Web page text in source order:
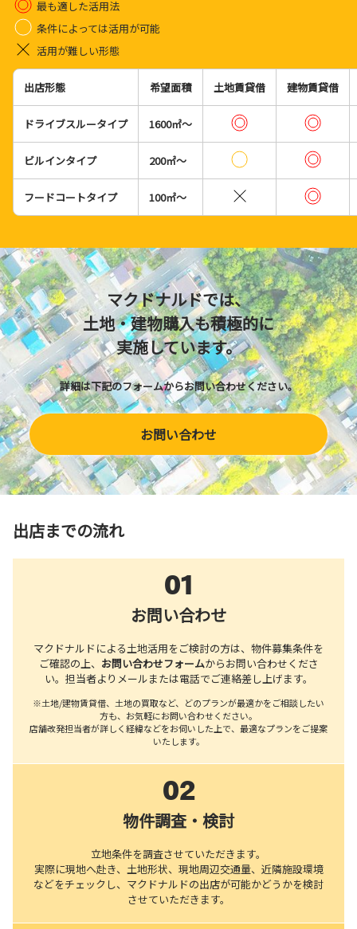
最も適した活用法
条件によっては活用が可能
活用が難しい形態
出店形態 希望面積 土地賃貸借 建物賃貸借
ドライブスルータイプ 1600㎡〜
ビルインタイプ 200㎡〜
フードコートタイプ 100㎡〜
マクドナルドでは、
土地・建物購入も積極的に
実施しています。
詳細は下記のフォームからお問い合わせください。
お問い合わせ
出店までの流れ
01
お問い合わせ
マクドナルドによる土地活用をご検討の方は、物件募集条件を
ご確認の上、 お問い合わせフォームからお問い合わせくださ
い。担当者よりメールまたは電話でご連絡差し上げます。
※土地/建物賃貸借、土地の買取など、どのプランが最適かをご相談したい
方も、お気軽にお問い合わせください。
店舗改発担当者が詳しく経緯などをお伺いした上で、最適なプランをご提案
いたします。
02
物件調査・検討
立地条件を調査させていただきます。
実際に現地へ赴き、土地形状、現地周辺交通量、近隣施設環境
などをチェックし、マクドナルドの出店が可能かどうかを検討
させていただきます。